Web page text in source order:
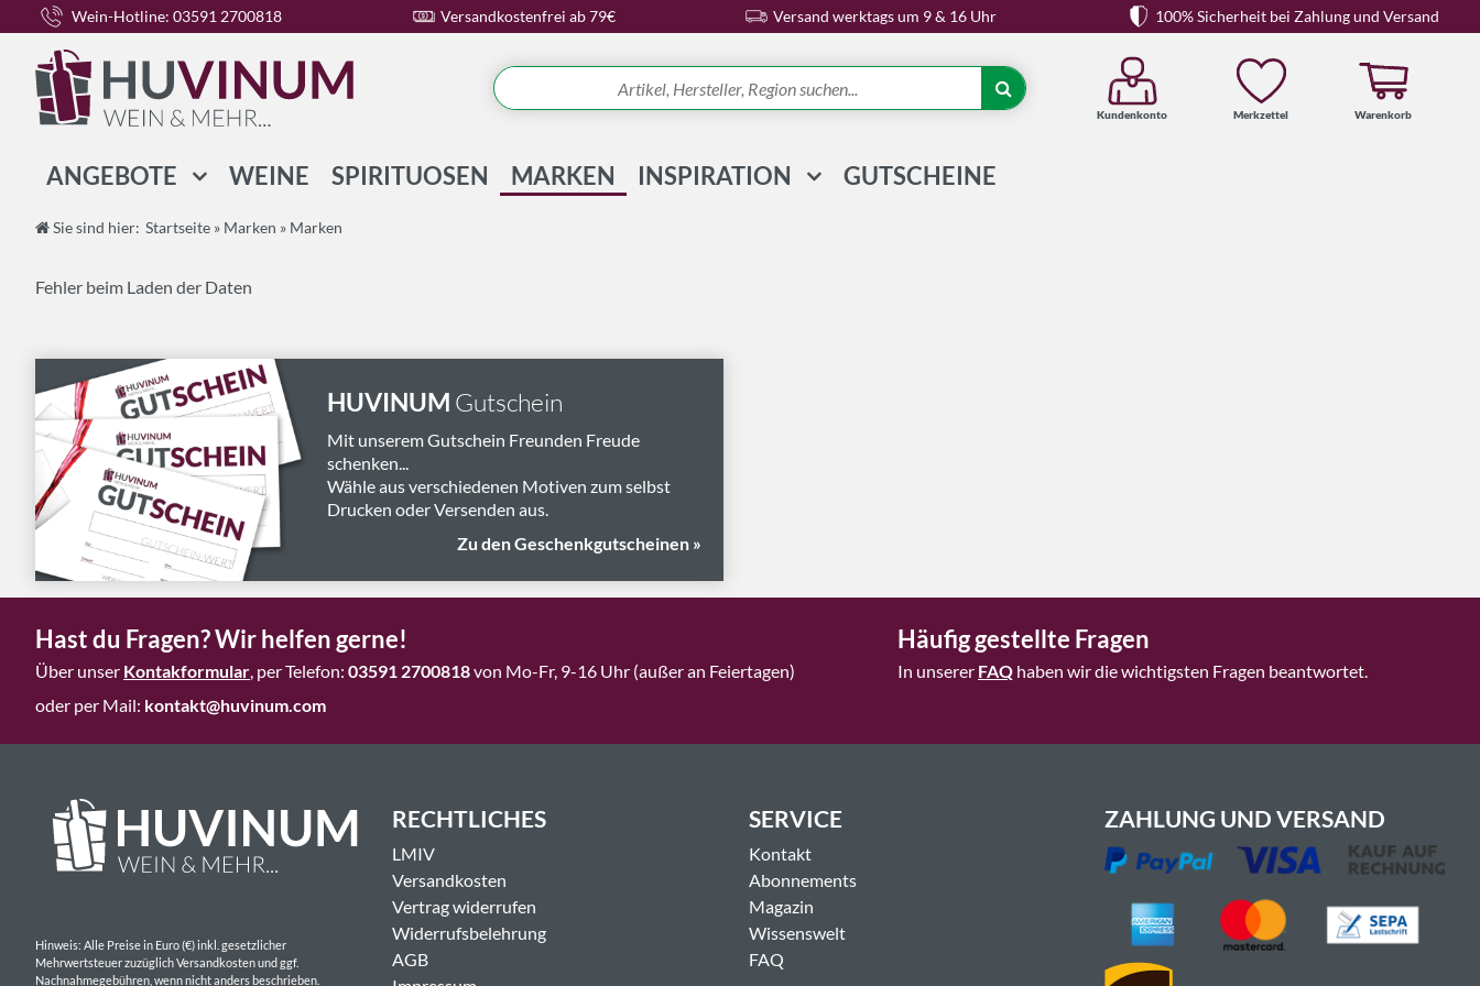
Wein-Hotline: 03591 2700818 Versandkostenfrei ab 79€ Versand werktags um 9 & 16 Uhr 100% Sicherheit bei Zahlung und Versand
Kundenkonto Merkzettel Warenkorb
ANGEBOTE
WEIN-PAKETE
WEINE SPIRITUOSEN MARKEN INSPIRATION GUTSCHEINE
Sie sind hier: Startseite » Marken » Marken
Fehler beim Laden der Daten
HUVINUM Gutschein
Mit unserem Gutschein Freunden Freude
schenken...
Wähle aus verschiedenen Motiven zum selbst
Drucken oder Versenden aus.
Zu den Geschenkgutscheinen »
Hast du Fragen? Wir helfen gerne!
Über unser Kontakformular, per Telefon: 03591 2700818von Mo-Fr, 9-16 Uhr (außer an Feiertagen)
oder per Mail: kontakt@huvinum.com
Häufig gestellte Fragen
In unserer FAQ haben wir die wichtigsten Fragen beantwortet.
RECHTLICHES
LMIV
Versandkosten
Vertrag widerrufen
Widerrufsbelehrung
AGB
SERVICE
Kontakt
Abonnements
Magazin
Wissenswelt
FAQ
ZAHLUNG UND VERSAND
Hinweis: Alle Preise in Euro (€) inkl. gesetzlicher
Mehrwertsteuer zuzüglich Versandkosten und ggf.
Nachnahmegebühren, wenn nicht anders beschrieben.